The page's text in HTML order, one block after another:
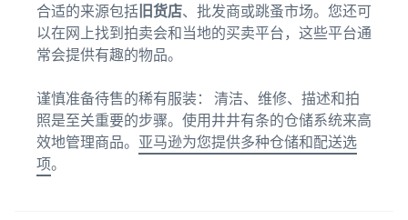
合适的来源包括 旧货店、批发商或跳蚤市场。您还可
以在网上找到拍卖会和当地的买卖平台，这些平台通
常会提供有趣的物品。
谨慎准备待售的稀有服装： 清洁、维修、描述和拍
照是至关重要的步骤。使用井井有条的仓储系统来高
效地管理商品。 亚马逊为您提供多种仓储和配送选
项。